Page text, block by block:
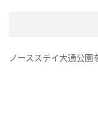
ノースステイ大通公園